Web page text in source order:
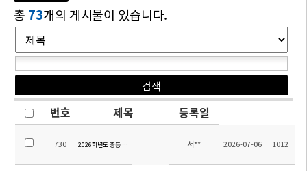
총 73개의 게시물이 있습니다.
번호 제목 등록일
730 2026학년도 중등 영어 교재 안내 서** 2026-07-06 1012